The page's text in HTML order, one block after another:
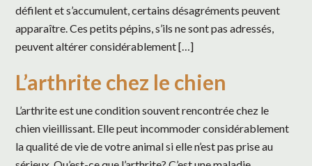
défilent et s’accumulent, certains désagréments peuvent
apparaître. Ces petits pépins, s’ils ne sont pas adressés,
peuvent altérer considérablement […]
L’arthrite chez le chien
L’arthrite est une condition souvent rencontrée chez le
chien vieillissant. Elle peut incommoder considérablement
la qualité de vie de votre animal si elle n’est pas prise au